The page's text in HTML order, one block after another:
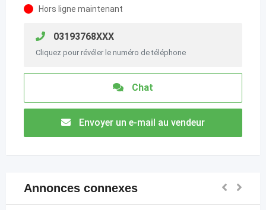
Hors ligne maintenant
03193768XXX
Cliquez pour révéler le numéro de téléphone
Chat
Envoyer un e-mail au vendeur
Annonces connexes